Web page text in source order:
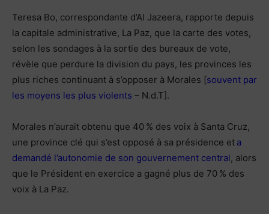
Teresa Bo, correspondante d’Al Jazeera, rapporte depuis
la capitale administrative, La Paz, que la carte des votes,
selon les sondages à la sortie des bureaux de vote,
révèle que perdure la division du pays, les provinces les
plus riches continuant à s’opposer à Morales [souvent par
les moyens les plus violents – N.d.T].
Morales n’aurait obtenu que 40 % des voix à Santa Cruz,
une province clé qui s’est opposé à sa présidence et a
demandé l’autonomie de son gouvernement central, alors
que le Président en exercice a gagné plus de 70 % des
voix à La Paz.